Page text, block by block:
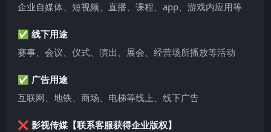
企业自媒体、短视频、直播、课程、app、游戏内应用等
✅ 线下用途
赛事、会议、仪式、演出、展会、经营场所播放等活动
✅ 广告用途
互联网、地铁、商场、电梯等线上、线下广告
❌ 影视传媒【联系客服获得企业版权】